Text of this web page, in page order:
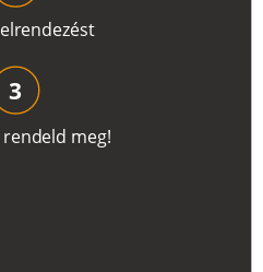
elrendezést
rendeld meg!
3